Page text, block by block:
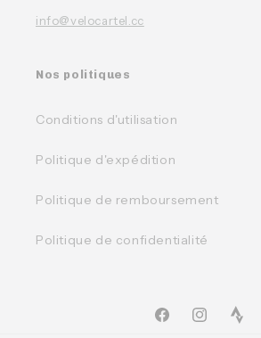
info@velocartel.cc
Nos politiques
Conditions d'utilisation
Politique d'expédition
Politique de remboursement
Politique de confidentialité
FacebookInstagramTikTok